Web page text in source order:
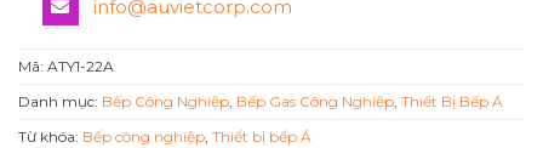
info@auvietcorp.com
Mã: ATY1-22A
Danh mục: Bếp Công Nghiệp, Bếp Gas Công Nghiệp, Thiết Bị Bếp Á
Từ khóa: Bếp công nghiệp, Thiết bị bếp Á